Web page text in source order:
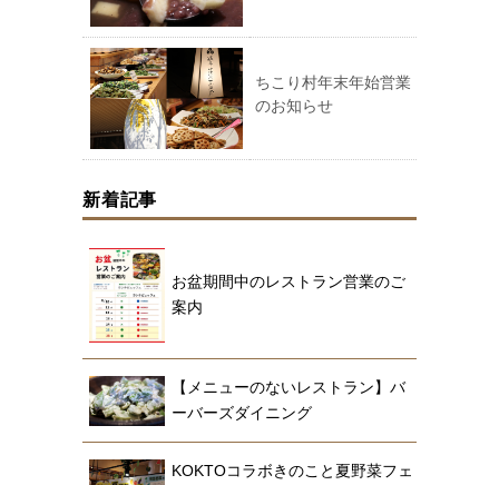
ちこり村年末年始営業
のお知らせ
新着記事
お盆期間中のレストラン営業のご
案内
【メニューのないレストラン】バ
ーバーズダイニング
KOKTOコラボきのこと夏野菜フェ